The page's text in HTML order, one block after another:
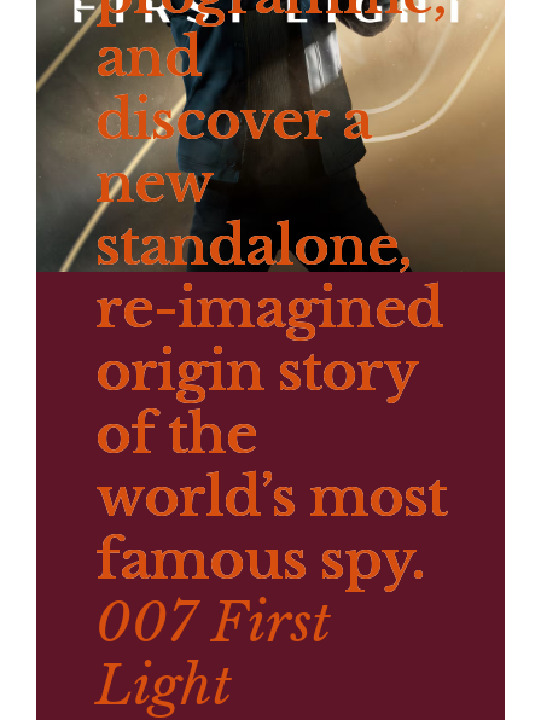
and
discover a
new
standalone,
re-imagined
origin story
of the
world’s most
famous spy.
007 First
Light